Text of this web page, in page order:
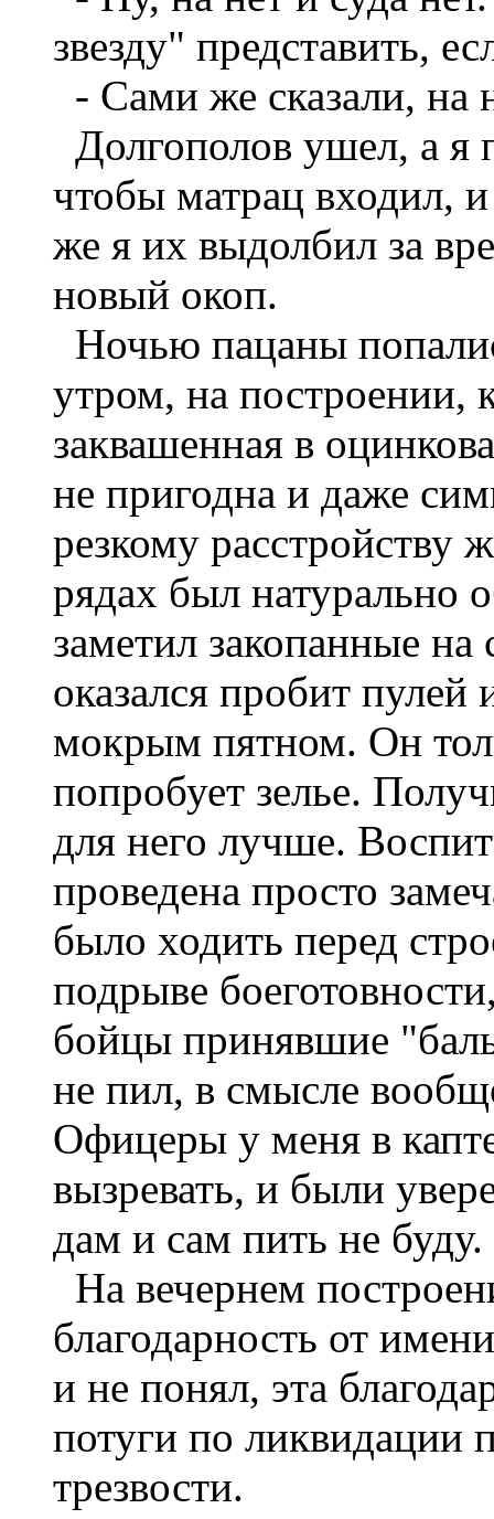
звезду" представить,
- Сами же сказали, на
Долгополов ушел, а я
чтобы матрац входил,
же я их выдолбил за
новый окоп.
Ночью пацаны
утром, на построении,
заквашенная в
не пригодна и даже
резкому
рядах был натурально
заметил закопанные на
оказался пробит пулей
мокрым пятном. Он
попробует зелье.
для него лучше.
проведена просто
было ходить перед
подрыве
бойцы принявшие
не пил, в смысле
Офицеры у меня в
вызревать, и были
дам и сам пить не буду.
На вечернем
благодарность от
и не понял, эта
потуги по ликвидации
трезвости.